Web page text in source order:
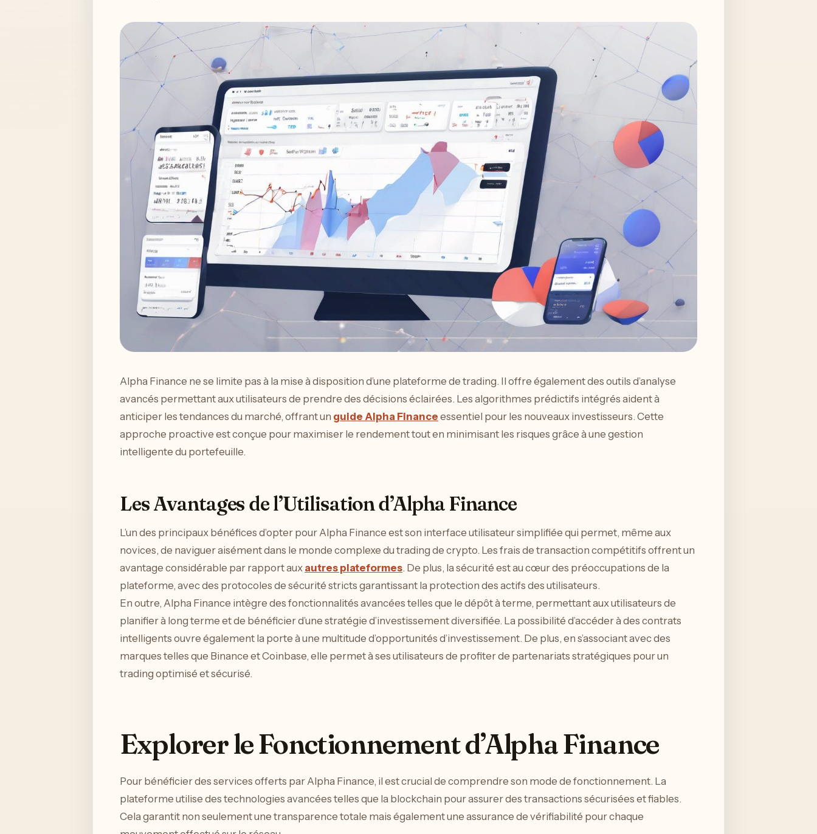
Alpha Finance ne se limite pas à la mise à disposition d’une plateforme de trading. Il offre également des outils d’analyse
avancés permettant aux utilisateurs de prendre des décisions éclairées. Les algorithmes prédictifs intégrés aident à
anticiper les tendances du marché, offrant un guide Alpha Finance essentiel pour les nouveaux investisseurs. Cette
approche proactive est conçue pour maximiser le rendement tout en minimisant les risques grâce à une gestion
intelligente du portefeuille.
Les Avantages de l’Utilisation d’Alpha Finance
L’un des principaux bénéfices d’opter pour Alpha Finance est son interface utilisateur simplifiée qui permet, même aux
novices, de naviguer aisément dans le monde complexe du trading de crypto. Les frais de transaction compétitifs offrent un
avantage considérable par rapport aux autres plateformes. De plus, la sécurité est au cœur des préoccupations de la
plateforme, avec des protocoles de sécurité stricts garantissant la protection des actifs des utilisateurs.
En outre, Alpha Finance intègre des fonctionnalités avancées telles que le dépôt à terme, permettant aux utilisateurs de
planifier à long terme et de bénéficier d’une stratégie d’investissement diversifiée. La possibilité d’accéder à des contrats
intelligents ouvre également la porte à une multitude d’opportunités d’investissement. De plus, en s’associant avec des
marques telles que Binance et Coinbase, elle permet à ses utilisateurs de profiter de partenariats stratégiques pour un
trading optimisé et sécurisé.
Explorer le Fonctionnement d’Alpha Finance
Pour bénéficier des services offerts par Alpha Finance, il est crucial de comprendre son mode de fonctionnement. La
plateforme utilise des technologies avancées telles que la blockchain pour assurer des transactions sécurisées et fiables.
Cela garantit non seulement une transparence totale mais également une assurance de vérifiabilité pour chaque